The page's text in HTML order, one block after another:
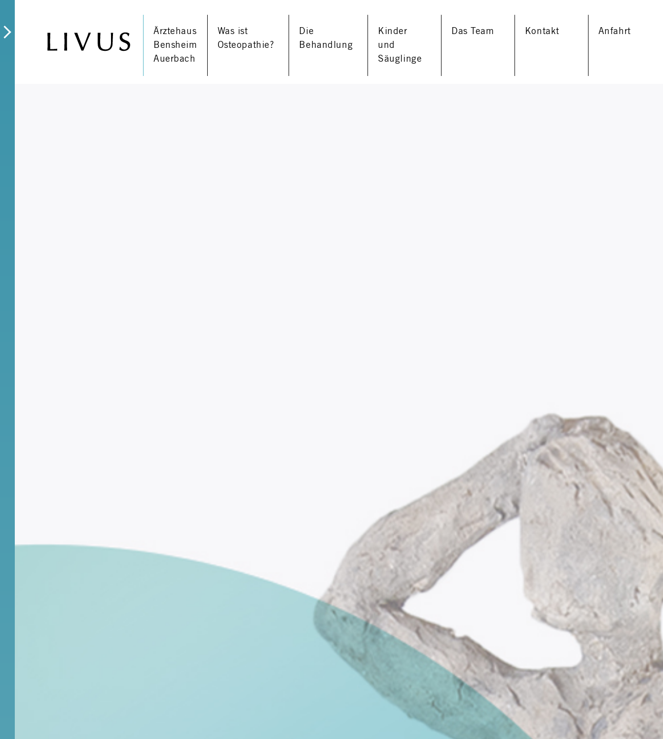
Ärztehaus
Bensheim
Auerbach
Was ist
Osteopathie?
Die
Behandlung
Kinder
und
Säuglinge
Das Team Kontakt Anfahrt